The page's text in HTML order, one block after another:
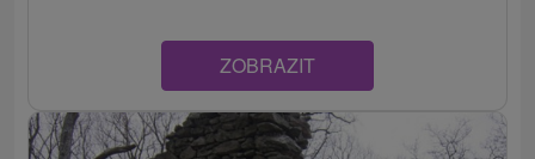
ZOBRAZIT